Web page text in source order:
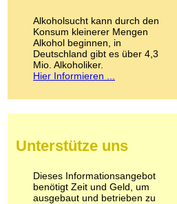
LSD
Marihuana
Medikamente
Meskalin
Metamphetamin
Methadon
Pilze
Psychopharmaka
Schlafmittel
Schmerzmittel
Alkoholsucht kann durch den
Konsum kleinerer Mengen
Alkohol beginnen, in
Deutschland gibt es über 4,3
Mio. Alkoholiker.
Hier Informieren ...
Unterstütze uns
Dieses Informationsangebot
benötigt Zeit und Geld, um
ausgebaut und betrieben zu